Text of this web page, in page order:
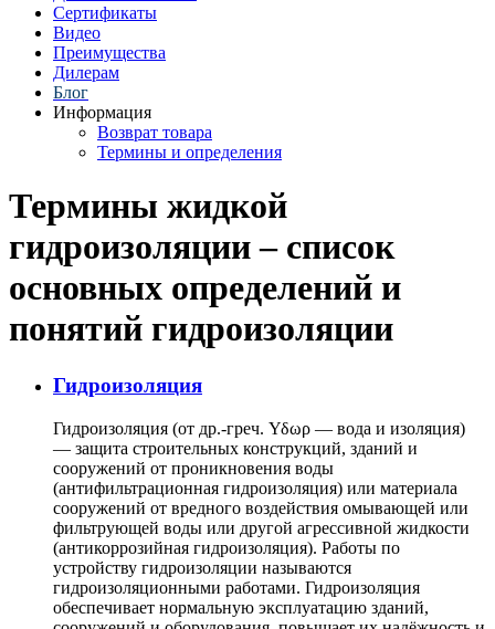
Сертификаты
Видео
Преимущества
Дилерам
Блог
Информация
Возврат товара
Термины и определения
Термины жидкой
гидроизоляции – список
основных определений и
понятий гидроизоляции
Гидроизоляция
Гидроизоляция (от др.-греч. Υδωρ — вода и изоляция)
— защита строительных конструкций, зданий и
сооружений от проникновения воды
(антифильтрационная гидроизоляция) или материала
сооружений от вредного воздействия омывающей или
фильтрующей воды или другой агрессивной жидкости
(антикоррозийная гидроизоляция). Работы по
устройству гидроизоляции называются
гидроизоляционными работами. Гидроизоляция
обеспечивает нормальную эксплуатацию зданий,